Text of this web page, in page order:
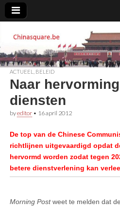
ACTUEEL BELEID
Naar
diensten
byeditor • 16 april 2012
De top van de Chinese
richtlijnen uitgevaardigd opdat
hervormd worden zodat tegen
betere dienstverlening kan
Morning Postweet te melden dat